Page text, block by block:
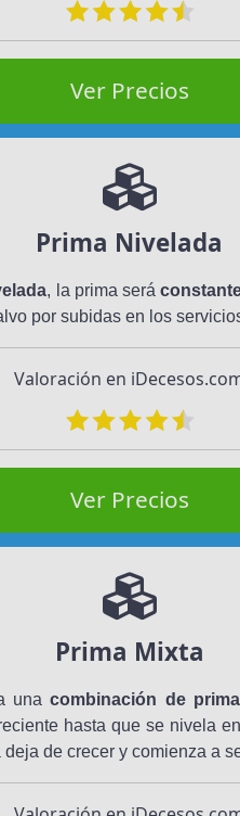
Ver Precios
Prima Nivelada
, la prima será
por subidas en los
Valoración en
Ver Precios
Prima Mixta
unacombinación de
hasta que se nivela
de crecer y comienza a